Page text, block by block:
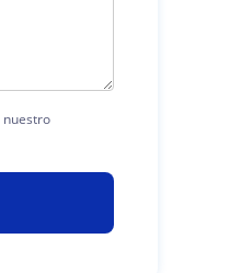
nuestro